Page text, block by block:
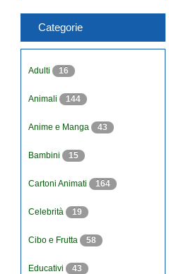
Categorie
Adulti 16
Animali 144
Anime e Manga 43
Bambini 15
Cartoni Animati 164
Celebrità 19
Cibo e Frutta 58
Educativi 43